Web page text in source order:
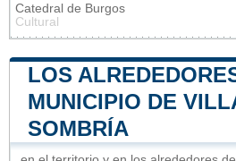
Catedral de Burgos
Cultural
LOS
MUNICIPIO DE
SOMBRÍA